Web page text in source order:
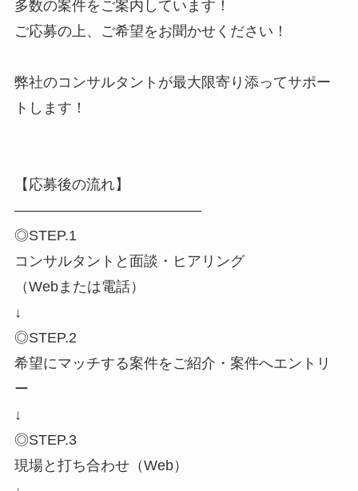
多数の案件をご案内しています！
ご応募の上、ご希望をお聞かせください！
弊社のコンサルタントが最大限寄り添ってサポー
トします！
【応募後の流れ】
―――――――――――――
◎STEP.1
コンサルタントと面談・ヒアリング
（Webまたは電話）
↓
◎STEP.2
希望にマッチする案件をご紹介・案件へエントリ
ー
↓
◎STEP.3
現場と打ち合わせ（Web）